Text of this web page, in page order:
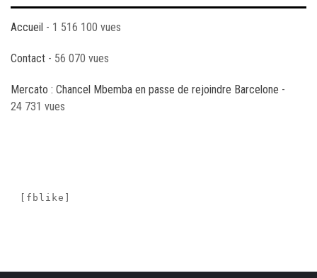
Accueil - 1 516 100 vues
Contact - 56 070 vues
Mercato : Chancel Mbemba en passe de rejoindre Barcelone -
24 731 vues
[fblike]